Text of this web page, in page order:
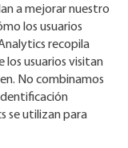
a mejorar nuestro
los usuarios
recopila
los usuarios visitan
No combinamos
se utilizan para